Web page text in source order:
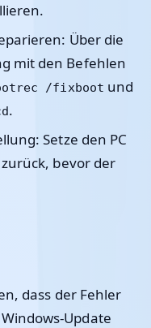
: Über die
mit den Befehlen
/fixboot und
.
: Setze den PC
bevor der
dass der Fehler
Update